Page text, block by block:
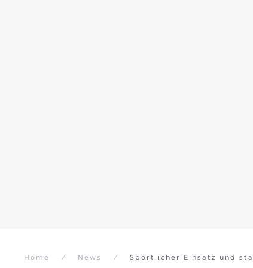
Home News Sportlicher Einsatz und